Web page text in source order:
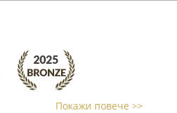
Покажи повече >>